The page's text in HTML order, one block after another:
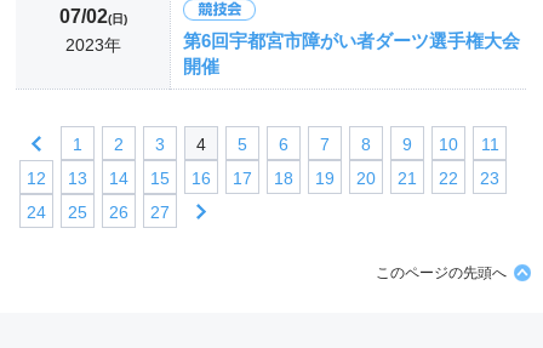
07/02(日)
2023年
第6回宇都宮市障がい者ダーツ選手権大会
開催
1 2 3 4 5 6 7 8 9 10
11
12
13 14 15 16 17 18 19 20 21 22
23
24
25 26 27
このページの先頭へ